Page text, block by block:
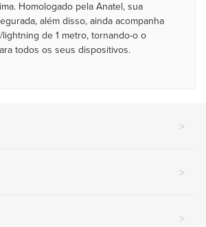
Homologado pela Anatel, sua
além disso, ainda acompanha
lightning de 1 metro, tornando-o o
todos os seus dispositivos.
>
>
>